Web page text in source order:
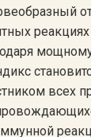
всех